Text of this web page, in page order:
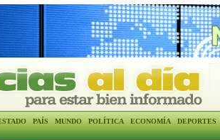
PAÍS MUNDO POLÍTICA ECONOMÍA DEPORTES